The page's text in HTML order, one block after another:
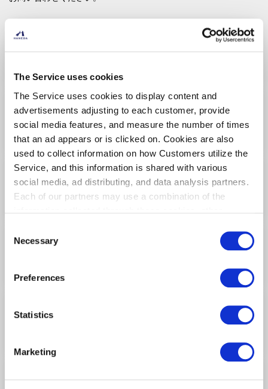
The Service uses cookies
The Service uses cookies to display content and
advertisements adjusting to each customer, provide
social media features, and measure the number of times
that an ad appears or is clicked on. Cookies are also
used to collect information on how Customers utilize the
Service, and this information is shared with various
social media, ad distributing, and data analysis partners.
Each of our partners may use a combination of the
well as other information collected by our partners when
Please see
Selection
Necessary
Preferences
Statistics
Marketing
空とぶ東京ばな奈くまッス。 はちみつバナナ
ねんりん家
夏限定 ひとくちバーム詰合せ 4種5個入
¥1,512（税込）
鎌倉五郎本店
鎌倉きゃらめるサンドだょ 10個入
¥1,458 （税込）
夏限定 ひとくちバーム詰合せ 4種10個入
夏限定 ひとくちバーム詰合せ 4種8個入
マウントバーム しっかり芽 1山